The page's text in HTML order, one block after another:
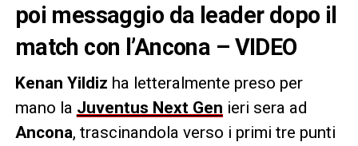
poi messaggio da leader dopo il
match con l’Ancona – VIDEO
Kenan Yildiz ha letteralmente preso per
mano la Juventus Next Gen ieri sera ad
Ancona, trascinandola verso i primi tre punti